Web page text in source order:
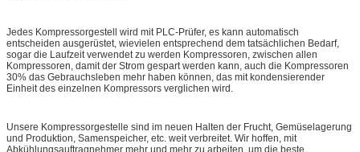
Jedes Kompressorgestell wird mit PLC-Prüfer, es kann automatisch
entscheiden ausgerüstet, wievielen entsprechend dem tatsächlichen Bedarf,
sogar die Laufzeit verwendet zu werden Kompressoren, zwischen allen
Kompressoren, damit der Strom gespart werden kann, auch die Kompressoren
30% das Gebrauchsleben mehr haben können, das mit kondensierender
Einheit des einzelnen Kompressors verglichen wird.
Unsere Kompressorgestelle sind im neuen Halten der Frucht, Gemüselagerung
und Produktion, Samenspeicher, etc. weit verbreitet. Wir hoffen, mit
Abkühlungsauftragnehmer mehr und mehr zu arbeiten, um die beste